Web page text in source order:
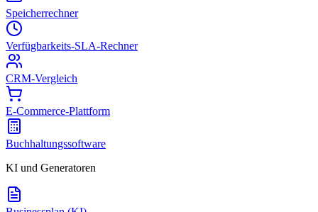
Speicherrechner
Verfügbarkeits-SLA-Rechner
CRM-Vergleich
E-Commerce-Plattform
Buchhaltungssoftware
KI und Generatoren